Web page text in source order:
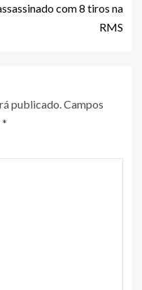
com 8 tiros na
RMS
publicado.Campos
*